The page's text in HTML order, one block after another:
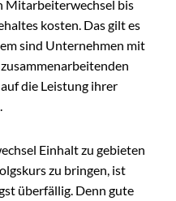
Mitarbeiterwechsel bis
kosten. Das gilt es
sind Unternehmen mit
die Leistung ihrer
Einhalt zu gebieten
zu bringen, ist
überfällig. Denn gute